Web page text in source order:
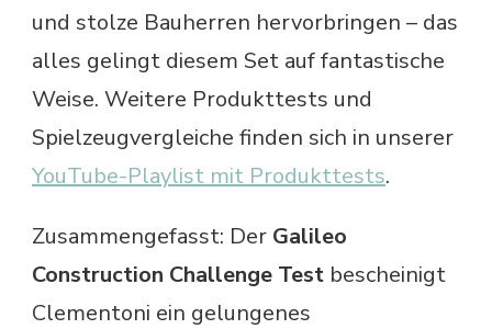
und stolze Bauherren hervorbringen – das
alles gelingt diesem Set auf fantastische
Weise. Weitere Produkttests und
Spielzeugvergleiche finden sich in unserer
YouTube-Playlist mit Produkttests.
Zusammengefasst: Der Galileo
Construction Challenge Test bescheinigt
Clementoni ein gelungenes